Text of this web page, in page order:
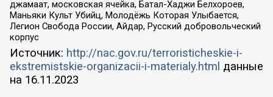
джамаат, московская ячейка, Батал-Хаджи Белхороев,
Маньяки Культ Убийц, Молодёжь Которая Улыбается,
Легион Свобода России, Айдар, Русский добровольческий
корпус
Источник: http://nac.gov.ru/terroristicheskie-i-
ekstremistskie-organizacii-i-materialy.html данные
на 16.11.2023